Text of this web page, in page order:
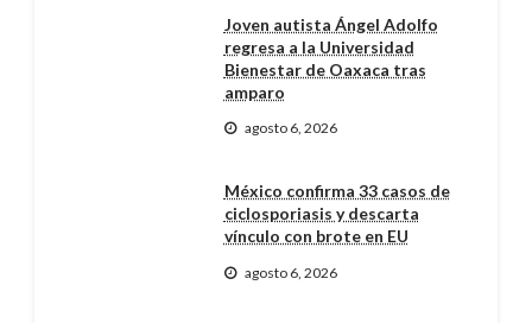
Joven autista Ángel Adolfo
regresa a la Universidad
Bienestar de Oaxaca tras
amparo
agosto 6, 2026
México confirma 33 casos de
ciclosporiasis y descarta
vínculo con brote en EU
agosto 6, 2026